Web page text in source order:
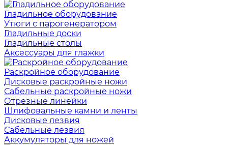
Гладильное оборудование
Утюги с парогенератором
Гладильные доски
Гладильные столы
Аксессуары для глажки
Раскройное оборудование
Дисковые раскройные ножи
Сабельные раскройные ножи
Отрезные линейки
Шлифовальные камни и ленты
Дисковые лезвия
Сабельные лезвия
Аккумуляторы для ножей